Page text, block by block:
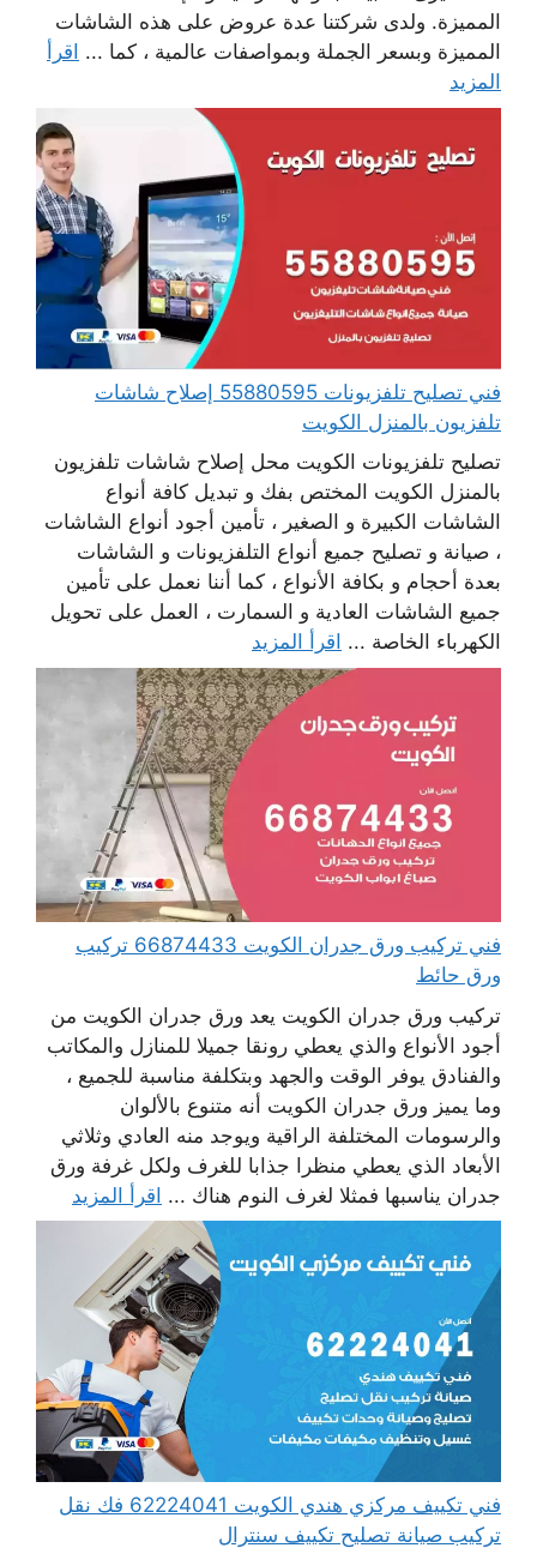
المميزة. ولدى شركتنا عدة عروض على هذه الشاشات
المميزة وبسعر الجملة وبمواصفات عالمية ، كما ... اقرأ
المزيد
فني تصليح تلفزيونات 55880595 إصلاح شاشات
تلفزيون بالمنزل الكويت
تصليح تلفزيونات الكويت محل إصلاح شاشات تلفزيون
بالمنزل الكويت المختص بفك و تبديل كافة أنواع
الشاشات الكبيرة و الصغير ، تأمين أجود أنواع الشاشات
، صيانة و تصليح جميع أنواع التلفزيونات و الشاشات
بعدة أحجام و بكافة الأنواع ، كما أننا نعمل على تأمين
جميع الشاشات العادية و السمارت ، العمل على تحويل
الكهرباء الخاصة ... اقرأ المزيد
فني تركيب ورق جدران الكويت 66874433 تركيب
ورق حائط
تركيب ورق جدران الكويت يعد ورق جدران الكويت من
أجود الأنواع والذي يعطي رونقا جميلا للمنازل والمكاتب
والفنادق يوفر الوقت والجهد وبتكلفة مناسبة للجميع ،
وما يميز ورق جدران الكويت أنه متنوع بالألوان
والرسومات المختلفة الراقية ويوجد منه العادي وثلاثي
الأبعاد الذي يعطي منظرا جذابا للغرف ولكل غرفة ورق
جدران يناسبها فمثلا لغرف النوم هناك ... اقرأ المزيد
فني تكييف مركزي هندي الكويت 62224041 فك نقل
تركيب صيانة تصليح تكييف سنترال